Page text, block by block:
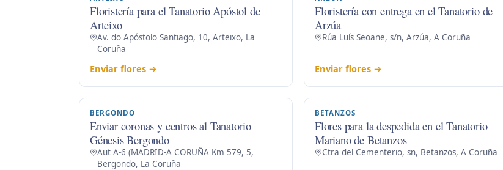
Floristería para el Tanatorio Apóstol de
Arteixo
Av. do Apóstolo Santiago, 10, Arteixo, La
Coruña
Enviar flores →
Floristería con entrega en el Tanatorio de
Arzúa
Rúa Luís Seoane, s/n, Arzúa, A Coruña
Enviar flores →
BERGONDO
Enviar coronas y centros al Tanatorio
Génesis Bergondo
Aut A-6 (MADRID-A CORUÑA Km 579, 5,
Bergondo, La Coruña
BETANZOS
Flores para la despedida en el Tanatorio
Mariano de Betanzos
Ctra del Cementerio, sn, Betanzos, A Coruña